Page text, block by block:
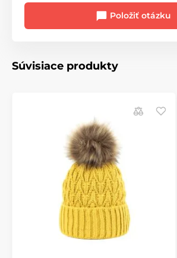
Položiť otázku
Súvisiace produkty